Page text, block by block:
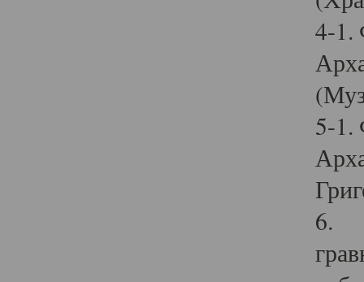
4-1.
5-1.
6.